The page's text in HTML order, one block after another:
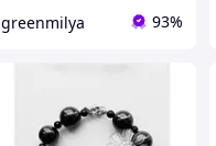
greenmilya 93%